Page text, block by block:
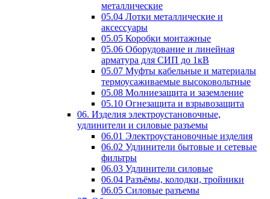
металлические
05.04 Лотки металлические и
аксессуары
05.05 Коробки монтажные
05.06 Оборудование и линейная
арматура для СИП до 1кВ
05.07 Муфты кабельные и материалы
термоусаживаемые высоковольтные
05.08 Молниезащита и заземление
05.10 Огнезащита и взрывозащита
06. Изделия электроустановочные,
удлинители и силовые разъемы
06.01 Электроустановочные изделия
06.02 Удлинители бытовые и сетевые
фильтры
06.03 Удлинители силовые
06.04 Разъёмы, колодки, тройники
06.05 Силовые разъемы